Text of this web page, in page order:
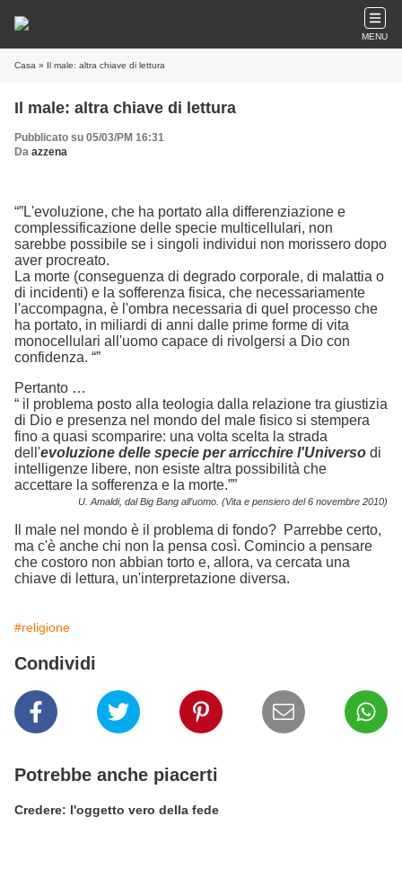
MENU
Casa » Il male: altra chiave di lettura
Il male: altra chiave di lettura
Pubblicato su 05/03/PM 16:31
Da azzena
“”L'evoluzione, che ha portato alla differenziazione e
complessificazione delle specie multicellulari, non
sarebbe possibile se i singoli individui non morissero dopo
aver procreato.
La morte (conseguenza di degrado corporale, di malattia o
di incidenti) e la sofferenza fisica, che necessariamente
l'accompagna, è l'ombra necessaria di quel processo che
ha portato, in miliardi di anni dalle prime forme di vita
monocellulari all'uomo capace di rivolgersi a Dio con
confidenza. “”
Pertanto …
“ il problema posto alla teologia dalla relazione tra giustizia
di Dio e presenza nel mondo del male fisico si stempera
fino a quasi scomparire: una volta scelta la strada
dell'evoluzione delle specie per arricchire l'Universo di
intelligenze libere, non esiste altra possibilità che
accettare la sofferenza e la morte.””
U. Amaldi, dal Big Bang all’uomo. (Vita e pensiero del 6 novembre 2010)
Il male nel mondo è il problema di fondo? Parrebbe certo,
ma c'è anche chi non la pensa così. Comincio a pensare
che costoro non abbian torto e, allora, va cercata una
chiave di lettura, un'interpretazione diversa.
#religione
Condividi
Potrebbe anche piacerti
Credere: l'oggetto vero della fede